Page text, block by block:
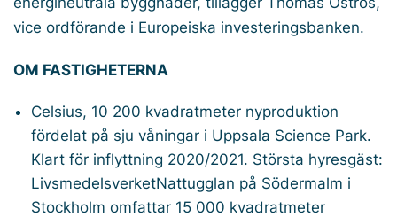
vice ordförande i Europeiska investeringsbanken.
OM FASTIGHETERNA
Celsius, 10 200 kvadratmeter nyproduktion
fördelat på sju våningar i Uppsala Science Park.
Klart för inflyttning 2020/2021. Största hyresgäst:
LivsmedelsverketNattugglan på Södermalm i
Stockholm omfattar 15 000 kvadratmeter